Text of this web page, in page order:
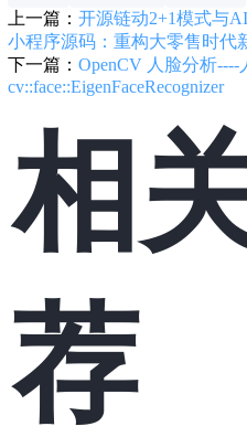
上一篇： 开源链动2+1模式与
小程序源码：重构大零售时代
下一篇： OpenCV 人脸分析
cv::face::EigenFaceRecognizer
相
荐